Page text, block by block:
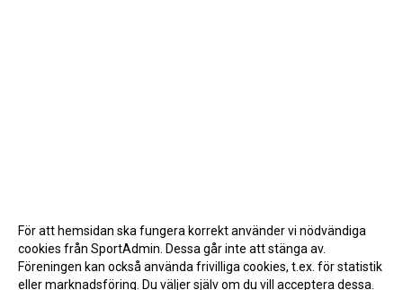
För att hemsidan ska fungera korrekt använder vi nödvändiga
cookies från SportAdmin. Dessa går inte att stänga av.
Föreningen kan också använda frivilliga cookies, t.ex. för statistik
eller marknadsföring. Du väljer själv om du vill acceptera dessa.